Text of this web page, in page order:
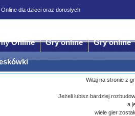
dla dzieci oraz dorosłych
Online Gry online Gry online
Witaj na stronie z
Jeżeli lubisz bardziej
a
wiele gier